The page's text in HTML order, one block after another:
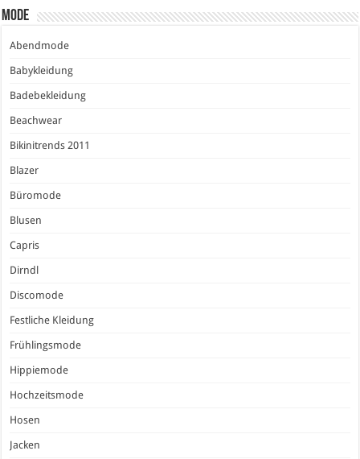
Mode
Abendmode
Babykleidung
Badebekleidung
Beachwear
Bikinitrends 2011
Blazer
Büromode
Blusen
Capris
Dirndl
Discomode
Festliche Kleidung
Frühlingsmode
Hippiemode
Hochzeitsmode
Hosen
Jacken